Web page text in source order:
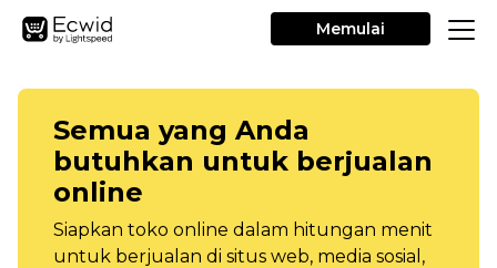
Memulai
Semua yang Anda
butuhkan untuk berjualan
online
Siapkan toko online dalam hitungan menit
untuk berjualan di situs web, media sosial,